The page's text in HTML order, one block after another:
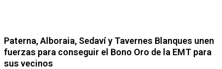
Paterna, Alboraia, Sedaví y Tavernes Blanques unen
fuerzas para conseguir el Bono Oro de la EMT para
sus vecinos